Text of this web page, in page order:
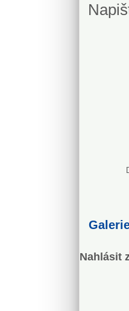
Nahlásit